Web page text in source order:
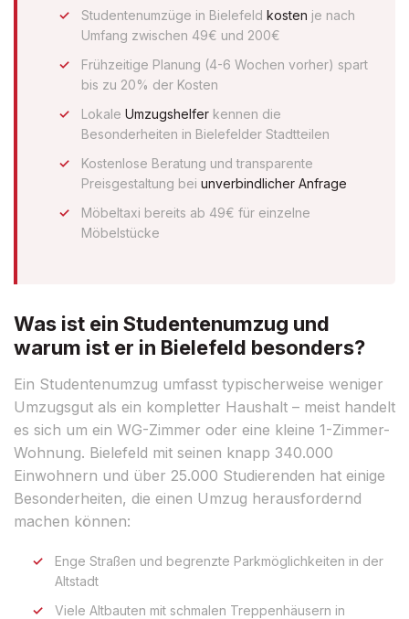
Studentenumzüge in Bielefeld kosten je nach
Umfang zwischen 49€ und 200€
Frühzeitige Planung (4-6 Wochen vorher) spart
bis zu 20% der Kosten
Lokale Umzugshelfer kennen die
Besonderheiten in Bielefelder Stadtteilen
Kostenlose Beratung und transparente
Preisgestaltung bei unverbindlicher Anfrage
Möbeltaxi bereits ab 49€ für einzelne
Möbelstücke
Was ist ein Studentenumzug und
warum ist er in Bielefeld besonders?
Ein Studentenumzug umfasst typischerweise weniger
Umzugsgut als ein kompletter Haushalt – meist handelt
es sich um ein WG-Zimmer oder eine kleine 1-Zimmer-
Wohnung. Bielefeld mit seinen knapp 340.000
Einwohnern und über 25.000 Studierenden hat einige
Besonderheiten, die einen Umzug herausfordernd
machen können:
Enge Straßen und begrenzte Parkmöglichkeiten in der
Altstadt
Viele Altbauten mit schmalen Treppenhäusern in